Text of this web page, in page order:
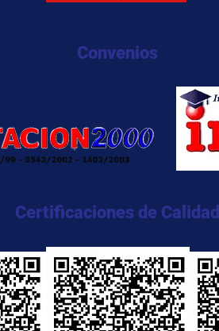
Convenios
Certificaciones de Calidad